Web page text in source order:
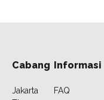
Cabang
Jakarta
Informasi
FAQ